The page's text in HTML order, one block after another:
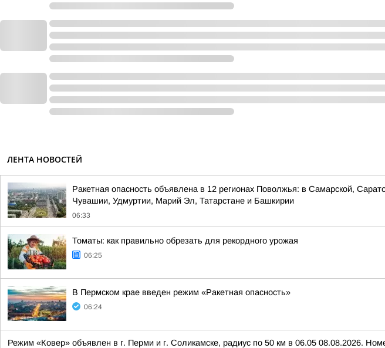
ЛЕНТА НОВОСТЕЙ
Ракетная опасность объявлена в 12 регионах Поволжья: в Самарской,
Чувашии, Удмуртии, Марий Эл, Татарстане и Башкирии
06:33
Томаты: как правильно обрезать для рекордного урожая
06:25
В Пермском крае введен режим «Ракетная опасность»
06:24
Режим «Ковер» объявлен в г. Перми и г. Соликамске, радиус по 50 км в 06.05 08.08.2026.